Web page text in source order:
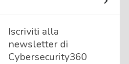
Iscriviti alla
newsletter di
Cybersecurity360